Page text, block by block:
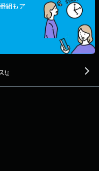
組もア
』